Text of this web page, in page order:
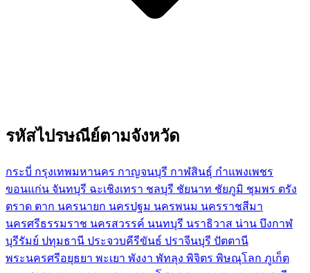
รหัสไปรษณีย์ตามจังหวัด
กระบี่ กรุงเทพมหานคร กาญจนบุรี กาฬสินธุ์ กำแพงเพชร
ขอนแก่น จันทบุรี ฉะเชิงเทรา ชลบุรี ชัยนาท ชัยภูมิ ชุมพร ตรัง
ตราด ตาก นครนายก นครปฐม นครพนม นครราชสีมา
นครศรีธรรมราช นครสวรรค์ นนทบุรี นราธิวาส น่าน บึงกาฬ
บุรีรัมย์ ปทุมธานี ประจวบคีรีขันธ์ ปราจีนบุรี ปัตตานี
พระนครศรีอยุธยา พะเยา พังงา พัทลุง พิจิตร พิษณุโลก ภูเก็ต